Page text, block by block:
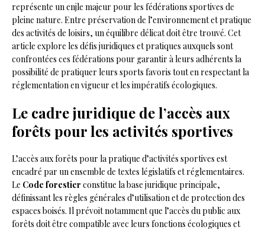
représente un enjle majeur pour les fédérations sportives de
pleine nature. Entre préservation de l’environnement et pratique
des activités de loisirs, un équilibre délicat doit être trouvé. Cet
article explore les défis juridiques et pratiques auxquels sont
confrontées ces fédérations pour garantir à leurs adhérents la
possibilité de pratiquer leurs sports favoris tout en respectant la
réglementation en vigueur et les impératifs écologiques.
Le cadre juridique de l’accès aux
forêts pour les activités sportives
L’accès aux forêts pour la pratique d’activités sportives est
encadré par un ensemble de textes législatifs et réglementaires.
Le Code forestier constitue la base juridique principale,
définissant les règles générales d’utilisation et de protection des
espaces boisés. Il prévoit notamment que l’accès du public aux
forêts doit être compatible avec leurs fonctions écologiques et